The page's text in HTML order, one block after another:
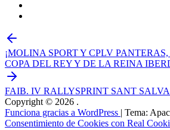
¡MOLINA SPORT Y CPLV
COPA DEL REY Y DE LA REINA
FAIB. IV RALLYSPRINT SANT
Copyright © 2026 .
Funciona gracias a WordPress | Tema:
Consentimiento de Cookies con Real